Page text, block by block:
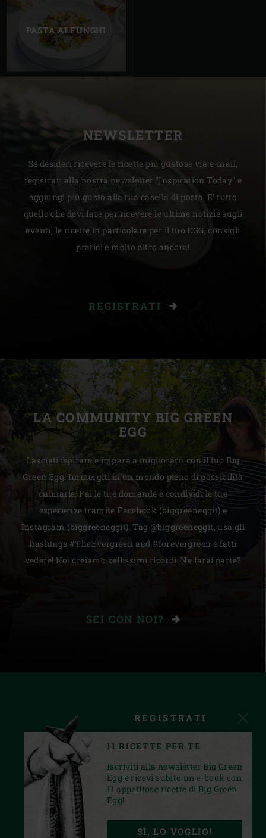
PASTA AI FUNGHI
NEWSLETTER
Se desideri ricevere le ricette più gustose via e-mail,
registrati alla nostra newsletter "Inspiration Today" e
aggiungi più gusto alla tua casella di posta. E’ tutto
quello che devi fare per ricevere le ultime notizie sugli
eventi, le ricette in particolare per il tuo EGG, consigli
pratici e molto altro ancora!
REGISTRATI
LA COMMUNITY BIG GREEN
EGG
Lasciati ispirare e impara a migliorarti con il tuo Big
Green Egg! Immergiti in un mondo pieno di possibilità
culinarie. Fai le tue domande e condividi le tue
esperienze tramite Facebook (biggreeneggit) e
Instagram (biggreeneggit). Tag @biggreeneggit, usa gli
hashtags #TheEvergreen and #forevergreen e fatti
vedere! Noi creiamo bellissimi ricordi. Ne farai parte?
SEI CON NOI?
FACEBOOKINSTAGRAM
REGISTRATI
11 RICETTE PER TE
Iscriviti alla newsletter Big Green
Egg e ricevi subito un e-book con
11 appetitose ricette di Big Green
Egg!
SÌ, LO VOGLIO!